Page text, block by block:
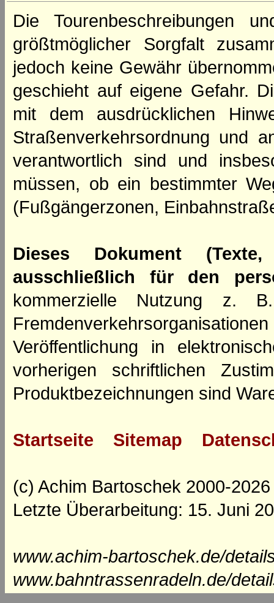
Die Tourenbeschreibungen
größtmöglicher Sorgfalt
jedoch keine Gewähr
geschieht auf eigene Gefahr.
mit dem ausdrücklichen
Straßenverkehrsordnung und
verantwortlich sind und
müssen, ob ein bestimmter
(Fußgängerzonen,
Dieses Dokument
ausschließlich für den
kommerzielle Nutzung z.
Veröffentlichung in
vorherigen schriftlichen
Produktbezeichnungen sind
Startseite Sitemap
(c) Achim Bartoschek 2000-2026
Letzte Überarbeitung: 15. Juni
www.achim-bartoschek.de/
www.bahntrassenradeln.de/